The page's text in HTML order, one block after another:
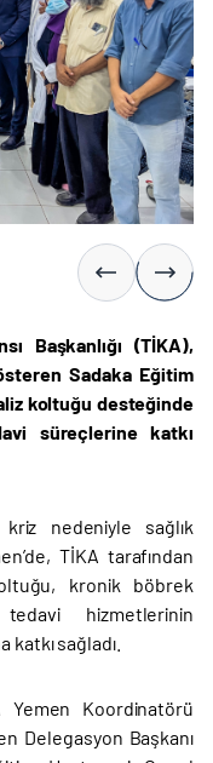
Başkanlığı (TİKA),
Sadaka Eğitim
koltuğu desteğinde
süreçlerine katkı
nedeniyle sağlık
TİKA tarafından
kronik böbrek
hizmetlerinin
sağladı.
Yemen Koordinatörü
Delegasyon Başkanı